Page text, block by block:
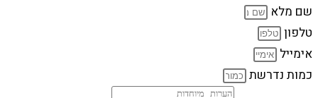
שם מלא
טלפון
אימייל
כמות נדרשת